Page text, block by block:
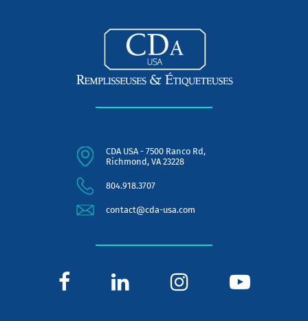
CDA USA - 7500 Ranco Rd,
Richmond, VA 23228
804.918.3707
contact@cda-usa.com